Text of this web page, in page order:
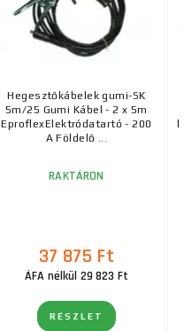
Hegesztőkábelek gumi-SK
5m/25 Gumi Kábel - 2 x 5m
EproflexElektródatartó - 200
A Földelő ...
RAKTÁRON
37 875 Ft
ÁFA nélkül 29 823 Ft
RÉSZLET